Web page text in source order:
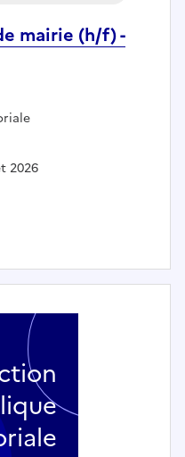
mairie (h/f) -
2026
général de mairie